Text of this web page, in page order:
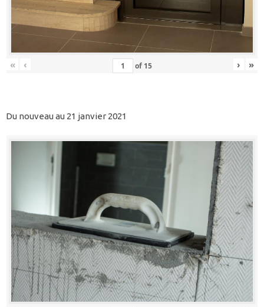
« ‹ of 15 › »
Du nouveau au 21 janvier 2021